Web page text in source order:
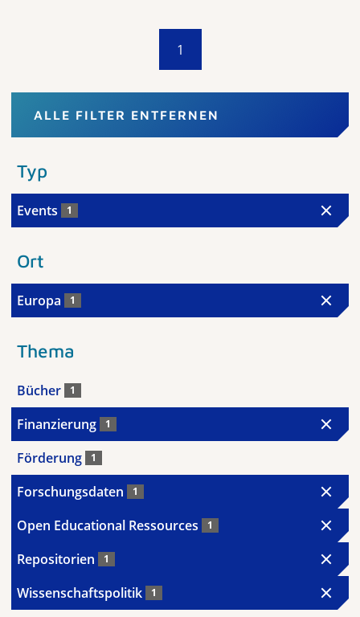
1
ALLE FILTER ENTFERNEN
Typ
Events 1
Ort
Europa 1
Thema
Bücher 1
Finanzierung 1
Förderung 1
Forschungsdaten 1
Open Educational Ressources 1
Repositorien 1
Wissenschaftspolitik 1